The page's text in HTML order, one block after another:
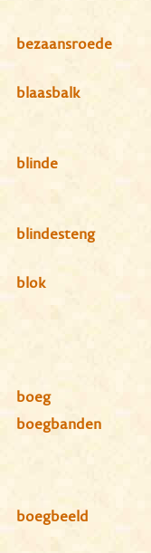
bezaansroede
blaasbalk
blinde
blindesteng
blok
boeg
boegbanden
boegbeeld